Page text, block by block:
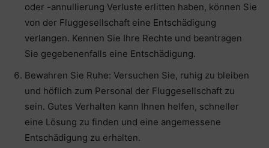
oder -annullierung Verluste erlitten haben, können Sie
von der Fluggesellschaft eine Entschädigung
verlangen. Kennen Sie Ihre Rechte und beantragen
Sie gegebenenfalls eine Entschädigung.
Bewahren Sie Ruhe: Versuchen Sie, ruhig zu bleiben
und höflich zum Personal der Fluggesellschaft zu
sein. Gutes Verhalten kann Ihnen helfen, schneller
eine Lösung zu finden und eine angemessene
Entschädigung zu erhalten.